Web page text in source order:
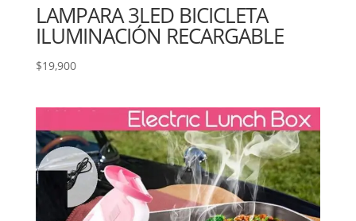
LAMPARA 3LED BICICLETA
ILUMINACIÓN RECARGABLE
$19,900